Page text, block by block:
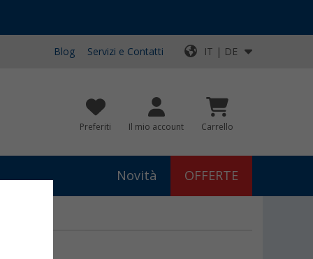
Blog Servizi e Contatti IT | DE
Preferiti Il mio account Carrello
Novità OFFERTE